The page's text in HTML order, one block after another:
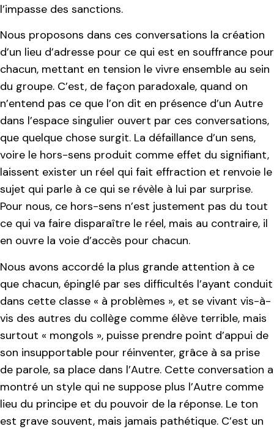
l’impasse des sanctions.
Nous proposons dans ces conversations la création
d’un lieu d’adresse pour ce qui est en souffrance pour
chacun, mettant en tension le vivre ensemble au sein
du groupe. C’est, de façon paradoxale, quand on
n’entend pas ce que l’on dit en présence d’un Autre
dans l’espace singulier ouvert par ces conversations,
que quelque chose surgit. La défaillance d’un sens,
voire le hors-sens produit comme effet du signifiant,
laissent exister un réel qui fait effraction et renvoie le
sujet qui parle à ce qui se révèle à lui par surprise.
Pour nous, ce hors-sens n’est justement pas du tout
ce qui va faire disparaître le réel, mais au contraire, il
en ouvre la voie d’accès pour chacun.
Nous avons accordé la plus grande attention à ce
que chacun, épinglé par ses difficultés l’ayant conduit
dans cette classe « à problèmes », et se vivant vis-à-
vis des autres du collège comme élève terrible, mais
surtout « mongols », puisse prendre point d’appui de
son insupportable pour réinventer, grâce à sa prise
de parole, sa place dans l’Autre. Cette conversation a
montré un style qui ne suppose plus l’Autre comme
lieu du principe et du pouvoir de la réponse. Le ton
est grave souvent, mais jamais pathétique. C’est un